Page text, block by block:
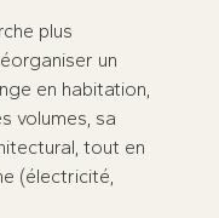
plus
un
en habitation,
volumes, sa
tout en
(électricité,